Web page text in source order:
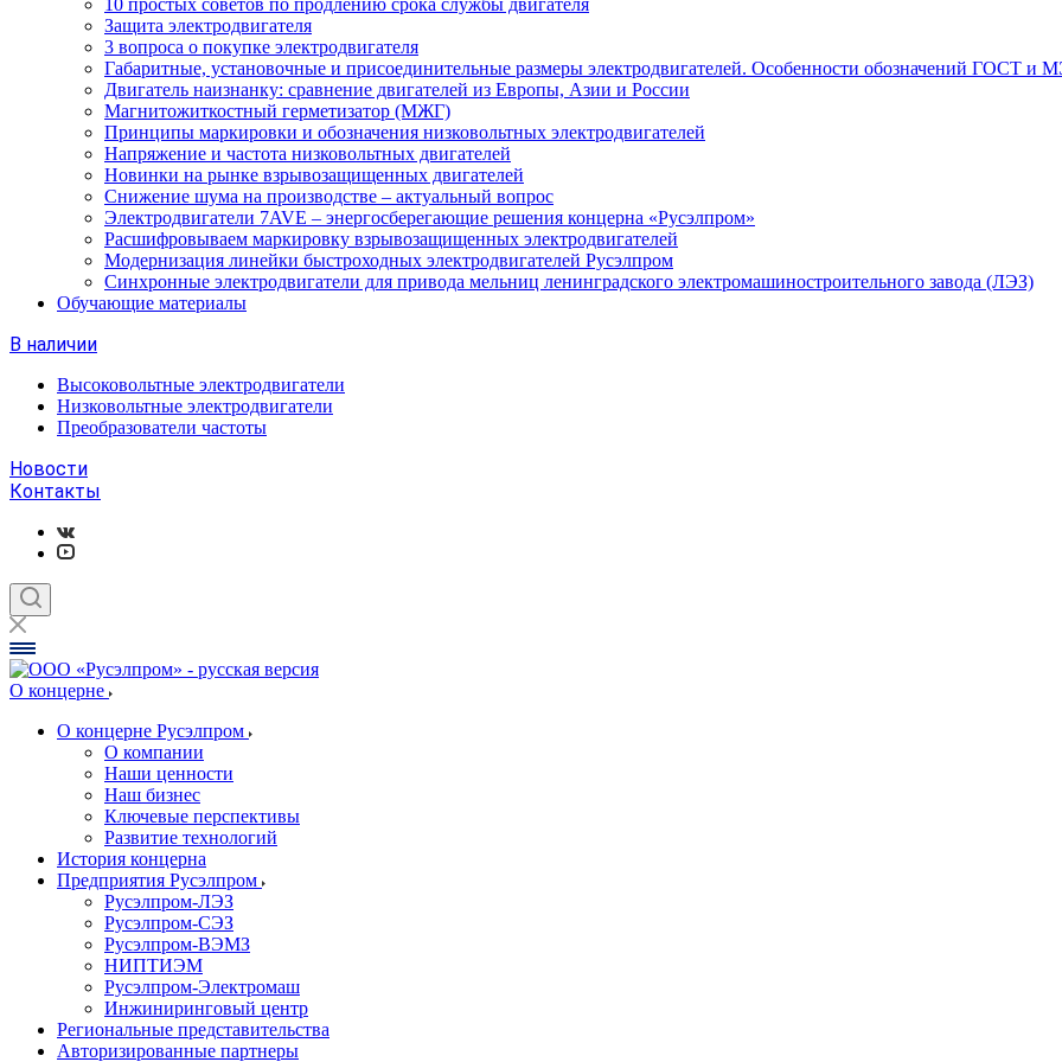
10 простых советов по продлению срока службы двигателя
Защита электродвигателя
3 вопроса о покупке электродвигателя
Габаритные, установочные и присоединительные размеры электродвигателей. Особенности обозначений ГОСТ и
Двигатель наизнанку: сравнение двигателей из Европы, Азии и России
Магнитожиткостный герметизатор (МЖГ)
Принципы маркировки и обозначения низковольтных электродвигателей
Напряжение и частота низковольтных двигателей
Новинки на рынке взрывозащищенных двигателей
Снижение шума на производстве – актуальный вопрос
Электродвигатели 7AVE – энергосберегающие решения концерна «Русэлпром»
Расшифровываем маркировку взрывозащищенных электродвигателей
Модернизация линейки быстроходных электродвигателей Русэлпром
Синхронные электродвигатели для привода мельниц ленинградского электромашиностроительного завода (ЛЭЗ)
Обучающие материалы
В наличии
Высоковольтные электродвигатели
Низковольтные электродвигатели
Преобразователи частоты
Новости
Контакты
О концерне
О концерне Русэлпром
О компании
Наши ценности
Наш бизнес
Ключевые перспективы
Развитие технологий
История концерна
Предприятия Русэлпром
Русэлпром-ЛЭЗ
Русэлпром-СЭЗ
Русэлпром-ВЭМЗ
НИПТИЭМ
Русэлпром-Электромаш
Инжиниринговый центр
Региональные представительства
Авторизированные партнеры